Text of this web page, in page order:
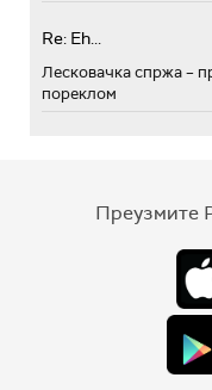
Re: Eh...
Лесковачка спржа –
пореклом
Преузмите